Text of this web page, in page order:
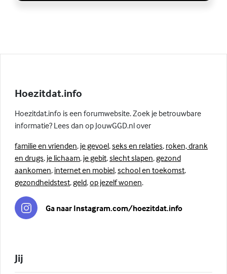
Hoezitdat.info
Hoezitdat.info is een forumwebsite. Zoek je betrouwbare
informatie? Lees dan op JouwGGD.nl over
familie en vrienden, je gevoel,seks en relaties, roken, drank
en drugs, je lichaam, je gebit,slecht slapen,gezond
aankomen, internet en mobiel,school en toekomst,
gezondheidstest,geld,op jezelf wonen.
Ga naar Instagram.com/hoezitdat.info
Jij